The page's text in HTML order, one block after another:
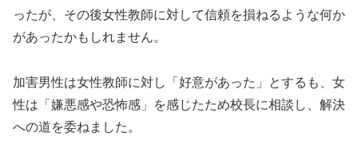
ったが、その後女性教師に対して信頼を損ねるような何か
があったかもしれません。
加害男性は女性教師に対し「好意があった」とするも、女
性は「嫌悪感や恐怖感」を感じたため校長に相談し、解決
への道を委ねました。